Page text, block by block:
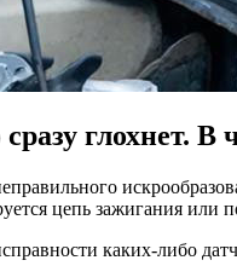
глохнет.
цепь зажигания
каких-либо